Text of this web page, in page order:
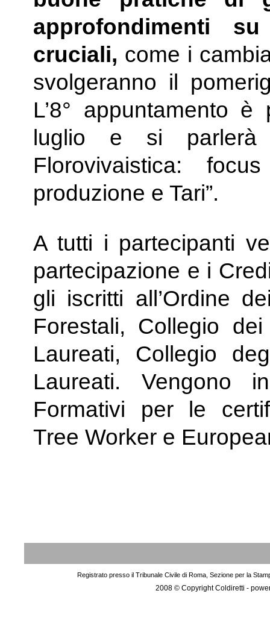
approfondimenti
cruciali, come i
svolgeranno il
L’8° appuntamento
luglio e si parlerà
Florovivaistica:
produzione e Tari”.
A tutti i partecipanti
partecipazione e i
gli iscritti all’Ordine
Forestali, Collegio
Laureati, Collegio
Laureati. Vengono
Formativi per le
Tree Worker e
Registrato presso il Tribunale Civile di Roma, Sezione per la
2008 © Copyright Coldiretti -